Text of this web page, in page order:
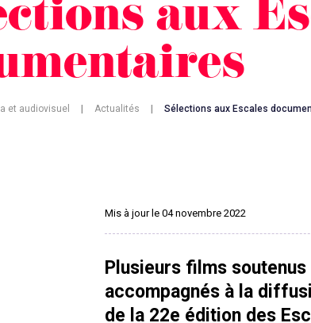
aux
et audiovisuel Actualités Sélections aux Escales
Mis à jour le 04 novembre 2022
Plusieurs films
accompagnés à la
de la 22e édition des